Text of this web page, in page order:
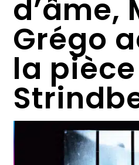
d’âme,
Grégo
la